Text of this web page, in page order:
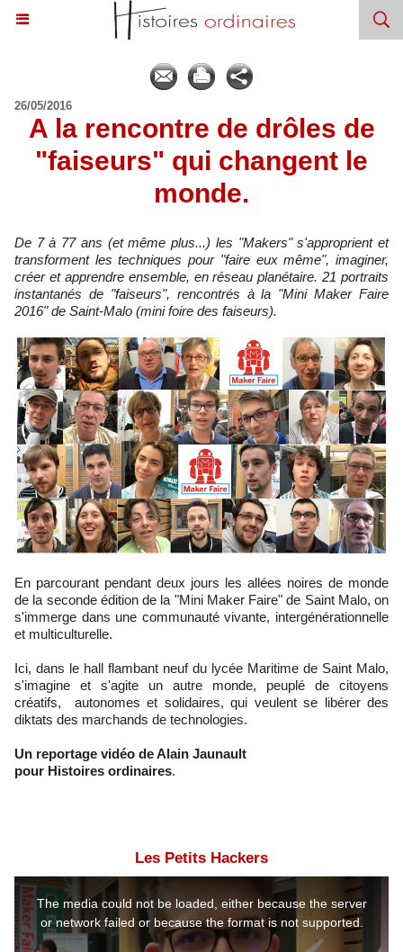
26/05/2016
A la rencontre de drôles de
"faiseurs" qui changent le
monde.
De 7 à 77 ans (et même plus...) les "Makers" s'approprient et
transforment les techniques pour "faire eux même", imaginer,
créer et apprendre ensemble, en réseau planétaire. 21 portraits
instantanés de "faiseurs", rencontrés à la "Mini Maker Faire
2016" de Saint-Malo (mini foire des faiseurs).
En parcourant pendant deux jours les allées noires de monde
de la seconde édition de la "Mini Maker Faire" de Saint Malo, on
s'immerge dans une communauté vivante, intergénérationnelle
et multiculturelle.
Ici, dans le hall flambant neuf du lycée Maritime de Saint Malo,
s'imagine et s'agite un autre monde, peuplé de citoyens
créatifs, autonomes et solidaires, qui veulent se libérer des
diktats des marchands de technologies.
Un reportage vidéo de Alain Jaunault
pour Histoires ordinaires.
Les Petits Hackers